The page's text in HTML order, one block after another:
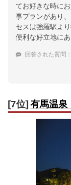
てお好きな時に
事プランがあり
セスは強羅駅よ
便利な好立地にあ
回答された質問：
[7位]有馬温